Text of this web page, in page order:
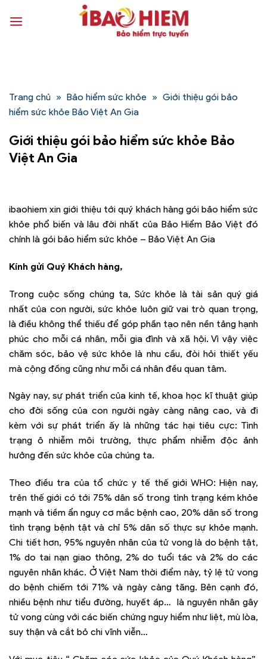
qua
Trang chủ » Bảo hiểm sức khỏe » Giới thiệu gói bảo
hiểm sức khỏe Bảo Việt An Gia
Giới thiệu gói bảo hiểm sức khỏe Bảo
Việt An Gia
ibaohiem xin giới thiệu tới quý khách hàng gói bảo hiểm sức
khỏe phổ biến và lâu đời nhất của Bảo Hiểm Bảo Việt đó
chính là gói bảo hiểm sức khỏe – Bảo Việt An Gia
Kính gửi Quý Khách hàng,
Trong cuộc sống chúng ta, Sức khỏe là tài sản quý giá
nhất của con người, sức khỏe luôn giữ vai trò quan trọng,
là điều không thể thiếu để góp phần tạo nên nền tảng hạnh
phúc cho mỗi cá nhân, mỗi gia đình và xã hội. Vì vậy việc
chăm sóc, bảo vệ sức khỏe là nhu cầu, đòi hỏi thiết yếu
mà cộng đồng cũng như mỗi cá nhân đều quan tâm.
Ngày nay, sự phát triển của kinh tế, khoa học kĩ thuật giúp
cho đời sống của con người ngày càng nâng cao, và đi
kèm với sự phát triển ấy là những tác hại tiêu cực: Tình
trạng ô nhiễm môi trường, thực phẩm nhiễm độc ảnh
hưởng đến sức khỏe của chúng ta.
Theo điều tra của tổ chức y tế thế giới WHO: Hiện nay,
trên thế giới có tới 75% dân số trong tình trạng kém khỏe
mạnh và tiềm ẩn nguy cơ mắc bệnh cao, 20% dân số trong
tình trạng bệnh tật và chỉ 5% dân số thực sự khỏe mạnh.
Chi tiết hơn, 95% nguyên nhân của tử vong là do bệnh tật,
1% do tai nạn giao thông, 2% do tuổi tác và 2% do các
nguyên nhân khác. Ở Việt Nam thời điểm này, tỷ lệ tử vong
do bệnh chiếm tới 71% và ngày càng tăng. Bên cạnh đó,
nhiều bệnh như tiểu đường, huyết áp… là nguyên nhân gây
tử vong cùng với các biến chứng nguy hiểm như liệt, mù lòa,
suy thận và cắt bỏ chi vĩnh viễn…